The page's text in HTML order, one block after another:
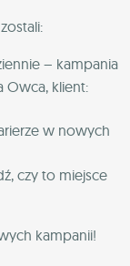
– kampania
Owca, klient:
w nowych
czy to miejsce
kampanii!